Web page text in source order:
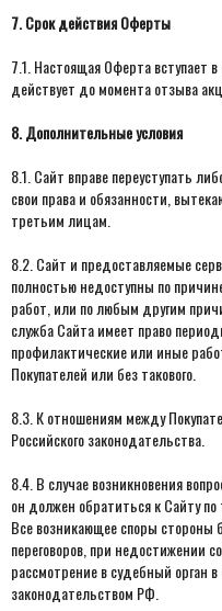
7. Срок действия Оферты
7.1. Настоящая Оферта вступает
действует до момента отзыва
8. Дополнительные условия
8.1. Сайт вправе переуступать
свои права и обязанности,
третьим лицам.
8.2. Сайт и предоставляемые
полностью недоступны по
работ, или по любым другим
служба Сайта имеет право
профилактические или иные
Покупателей или без такового.
8.3. К отношениям между
Российского законодательства.
8.4. В случае возникновения
он должен обратиться к Сайту
Все возникающее споры стороны
переговоров, при недостижении
рассмотрение в судебный орган
законодательством РФ.